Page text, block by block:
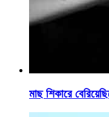
মাছ শিকারে